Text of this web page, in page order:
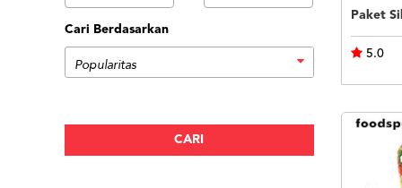
Cari Berdasarkan
5.0